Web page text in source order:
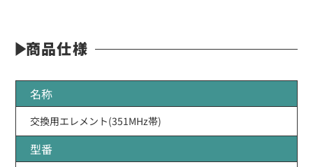
商品仕様
名称
交換用エレメント(351MHz帯)
型番